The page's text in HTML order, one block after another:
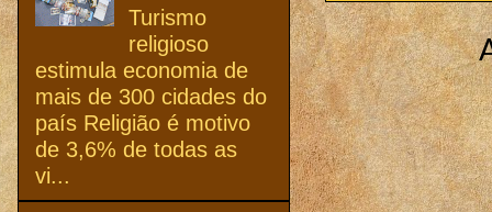
Turismo
religioso
estimula economia de
mais de 300 cidades do
país Religião é motivo
de 3,6% de todas as
vi...